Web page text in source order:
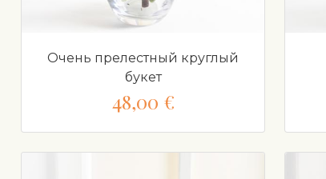
Очень прелестный круглый
букет
48,00 €